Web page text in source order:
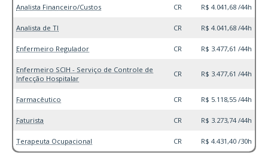
Analista Financeiro/Custos CR R$ 4.041,68 /44h
Analista de TI CR R$ 4.041,68 /44h
Enfermeiro Regulador CR R$ 3.477,61 /44h
Enfermeiro SCIH - Serviço de Controle de
Infecção Hospitalar
CR R$ 3.477,61 /44h
Farmacêutico CR R$ 5.118,55 /44h
Faturista CR R$ 3.273,74 /44h
Terapeuta Ocupacional CR R$ 4.431,40 /30h